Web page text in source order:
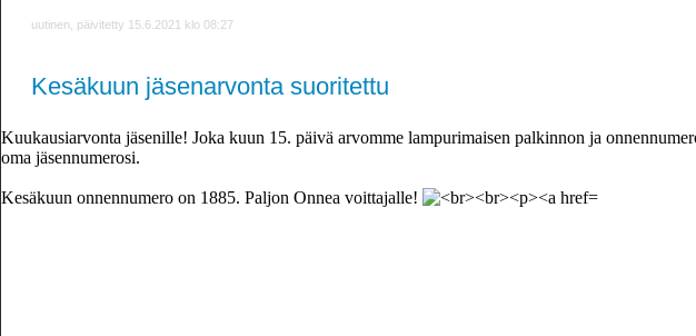
uutinen, päivitetty 15.6.2021 klo 08:27
Kesäkuun jäsenarvonta suoritettu
Kuukausiarvonta jäsenille! Joka kuun 15. päivä arvomme lampurimaisen palkinnon ja
oma jäsennumerosi.
Kesäkuun onnennumero on 1885. Paljon Onnea voittajalle!